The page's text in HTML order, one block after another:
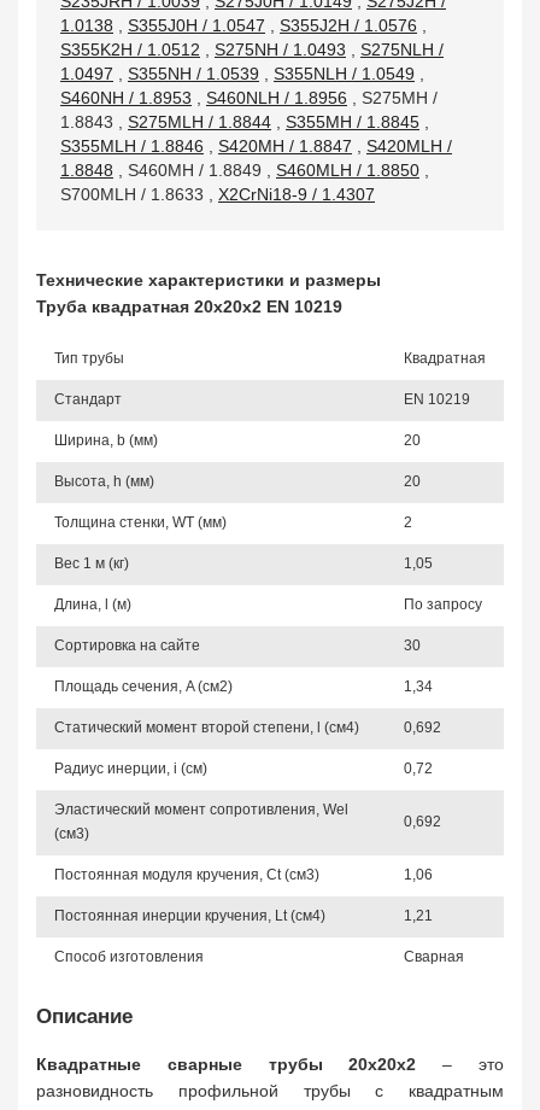
1.0138
S355J0H / 1.0547 S355J2H / 1.0576
S355K2H / 1.0512
S275NH / 1.0493
S275NLH /
1.0497
S355NH / 1.0539 S355NLH / 1.0549
S460NH / 1.8953
S460NLH / 1.8956
S275MH /
1.8843
S275MLH / 1.8844 S355MH / 1.8845
S355MLH / 1.8846
S420MH / 1.8847
S420MLH /
1.8848
S460MH / 1.8849 S460MLH / 1.8850
S700MLH / 1.8633
X2CrNi18-9 / 1.4307
Технические характеристики и размеры
Труба квадратная 20х20х2 EN 10219
Тип трубы Квадратная
Стандарт EN 10219
Ширина, b (мм) 20
Высота, h (мм) 20
Толщина стенки, WT (мм) 2
Вес 1 м (кг) 1,05
Длина, l (м) По запросу
Сортировка на сайте 30
Площадь сечения, A (см2) 1,34
Статический момент второй степени, l (см4) 0,692
Радиус инерции, i (см) 0,72
Эластический момент сопротивления, Wel
(см3)
0,692
Постоянная модуля кручения, Ct (см3) 1,06
Постоянная инерции кручения, Lt (см4) 1,21
Способ изготовления Сварная
Описание
Квадратные сварные трубы 20х20х2 – это
разновидность профильной трубы с квадратным